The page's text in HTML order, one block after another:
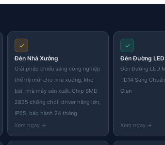
to
✓
Đèn Nhà Xưởng
Giải pháp chiếu sáng công nghiệp
thế hệ mới cho nhà xưởng, kho
bãi, nhà máy sản xuất. Chip SMD
2835 chống chói, driver hãng lớn,
IP65, bảo hành 24 tháng.
✓
Đèn Đường LED
Đèn Đường LED
TD14 Sáng
Gian